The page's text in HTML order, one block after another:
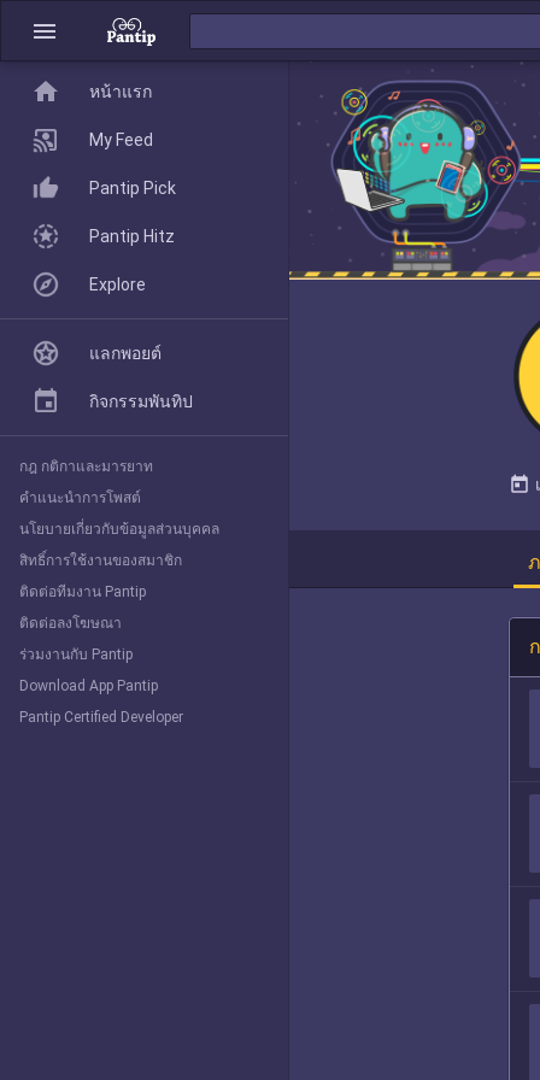
menu
today
home
Pantip Pick
Explore
home หน้าแรก
My Feed
Pantip Pick
Pantip Hitz
Explore
แลกพอยต์
กิจกรรมพันทิป
กฎ กติกาและมารยาท
คำแนะนำการโพสต์
นโยบายเกี่ยวกับข้อมูลส่วนบุคคล
สิทธิ์การใช้งานของสมาชิก
ติดต่อทีมงาน Pantip
ติดต่อลงโฆษณา
ร่วมงานกับ Pantip
Download App Pantip
Pantip Certified Developer